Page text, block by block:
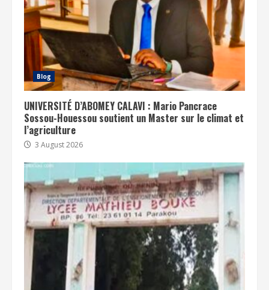
Blog
UNIVERSITÉ D’ABOMEY CALAVI : Mario Pancrace
Sossou-Houessou soutient un Master sur le climat et
l’agriculture
3 August 2026